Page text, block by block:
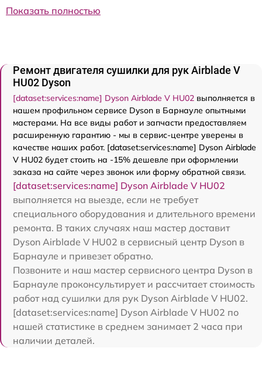
Показать полностью
Ремонт двигателя сушилки для рук Airblade V
HU02 Dyson
[dataset:services:name] Dyson Airblade V HU02 выполняется в
нашем профильном сервисе Dyson в Барнауле опытными
мастерами. На все виды работ и запчасти предоставляем
расширенную гарантию - мы в сервис-центре уверены в
качестве наших работ. [dataset:services:name] Dyson Airblade
V HU02 будет стоить на -15% дешевле при оформлении
заказа на сайте через звонок или форму обратной связи.
[dataset:services:name] Dyson Airblade V HU02
выполняется на выезде, если не требует
специального оборудования и длительного времени
ремонта. В таких случаях наш мастер доставит
Dyson Airblade V HU02 в сервисный центр Dyson в
Барнауле и привезет обратно.
Позвоните и наш мастер сервисного центра Dyson в
Барнауле проконсультирует и рассчитает стоимость
работ над сушилки для рук Dyson Airblade V HU02.
[dataset:services:name] Dyson Airblade V HU02 по
нашей статистике в среднем занимает 2 часа при
наличии деталей.